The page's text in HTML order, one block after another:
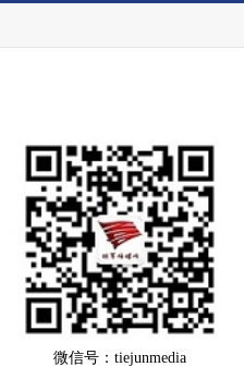
微信号：tiejunmedia